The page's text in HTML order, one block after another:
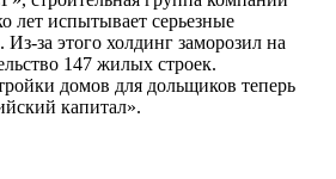
лет испытывает серьезные
за этого холдинг заморозил на
147 жилых строек.
домов для дольщиков теперь
капитал».